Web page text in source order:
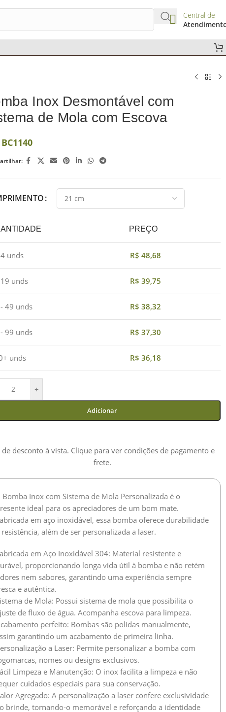
Central de
Inox Desmontável com
de Mola com Escova
BC1140
PREÇO
unds R$ 48,68
unds R$ 39,75
49 unds R$ 38,32
99 unds R$ 37,30
unds R$ 36,18
+
Adicionar
de desconto à vista. Clique para ver condições de pagamento e
frete.
Bomba Inox com Sistema de Mola Personalizada é o
ideal para os apreciadores de um bom mate.
em aço inoxidável, essa bomba oferece durabilidade
resistência, além de ser personalizada a laser.
em Aço Inoxidável 304: Material resistente e
proporcionando longa vida útil à bomba e não retém
nem sabores, garantindo uma experiência sempre
e autêntica.
de Mola: Possui sistema de mola que possibilita o
de fluxo de água. Acompanha escova para limpeza.
perfeito: Bombas são polidas manualmente,
garantindo um acabamento de primeira linha.
a Laser: Permite personalizar a bomba com
nomes ou designs exclusivos.
Limpeza e Manutenção: O inox facilita a limpeza e não
cuidados especiais para sua conservação.
Agregado: A personalização a laser confere exclusividade
brinde, tornando-o memorável e reforçando a identidade